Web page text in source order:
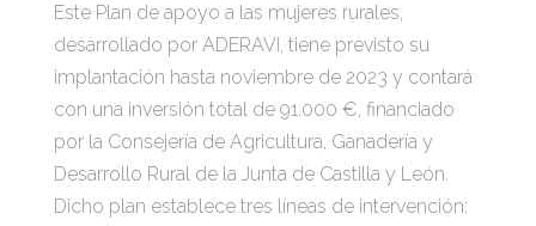
Este Plan de apoyo a las mujeres rurales,
desarrollado por ADERAVI, tiene previsto su
implantación hasta noviembre de 2023 y contará
con una inversión total de 91.000 €, financiado
por la Consejería de Agricultura, Ganadería y
Desarrollo Rural de la Junta de Castilla y León.
Dicho plan establece tres líneas de intervención: